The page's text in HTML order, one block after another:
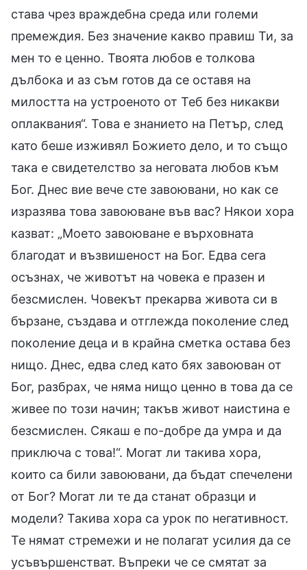
става чрез враждебна среда или големи
премеждия. Без значение какво правиш Ти, за
мен то е ценно. Твоята любов е толкова
дълбока и аз съм готов да се оставя на
милостта на устроеното от Теб без никакви
оплаквания“. Това е знанието на Петър, след
като беше изживял Божието дело, и то също
така е свидетелство за неговата любов към
Бог. Днес вие вече сте завоювани, но как се
изразява това завоюване във вас? Някои хора
казват: „Моето завоюване е върховната
благодат и възвишеност на Бог. Едва сега
осъзнах, че животът на човека е празен и
безсмислен. Човекът прекарва живота си в
бързане, създава и отглежда поколение след
поколение деца и в крайна сметка остава без
нищо. Днес, едва след като бях завоюван от
Бог, разбрах, че няма нищо ценно в това да се
живее по този начин; такъв живот наистина е
безсмислен. Сякаш е по-добре да умра и да
приключа с това!“. Могат ли такива хора,
които са били завоювани, да бъдат спечелени
от Бог? Могат ли те да станат образци и
модели? Такива хора са урок по негативност.
Те нямат стремежи и не полагат усилия да се
усъвършенстват. Въпреки че се смятат за